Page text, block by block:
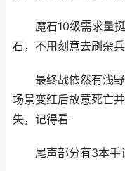
魔石10级需求量
石，不用刻意去刷杂兵
最终战依然有浅
场景变红后故意死亡
失，记得看
尾声部分有3本手